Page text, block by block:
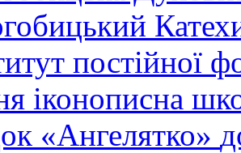
постійної
іконописна
«Ангелятко»